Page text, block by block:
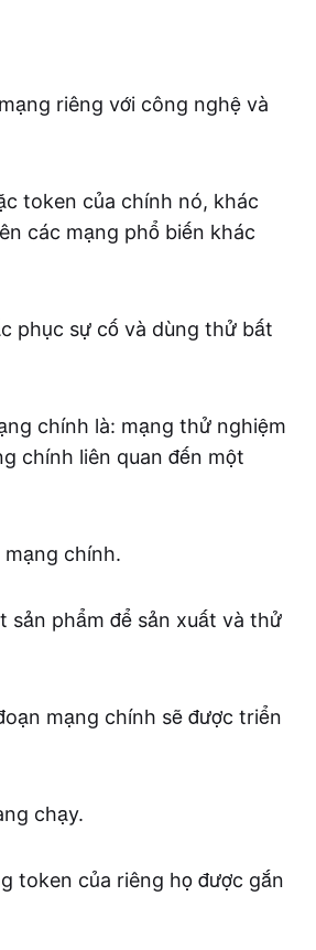
riêng với công nghệ và
token của chính nó, khác
các mạng phổ biến khác
phục sự cố và dùng thử bất
chính là: mạng thử nghiệm
chính liên quan đến một
chính.
sản phẩm để sản xuất và thử
mạng chính sẽ được triển
chạy.
token của riêng họ được gắn